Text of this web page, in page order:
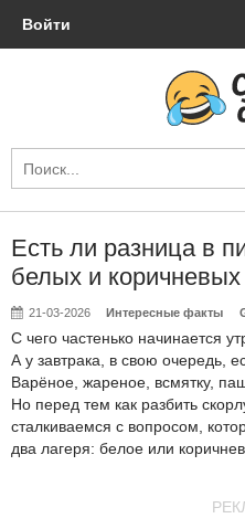
Войти
Есть ли разница в
белых и
21-03-2026 Интересные факты
С чего частенько начинается
А у завтрака, в свою очередь,
Варёное, жареное, всмятку,
Но перед тем как разбить
сталкиваемся с вопросом,
два лагеря: белое или